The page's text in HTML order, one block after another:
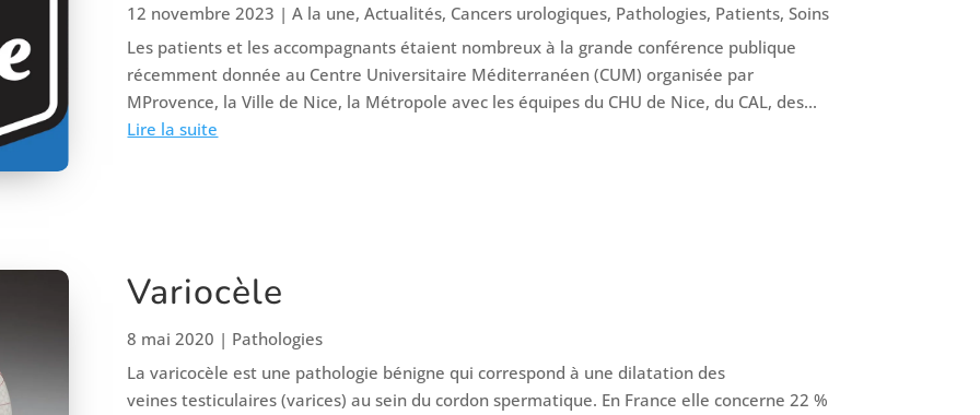
12 novembre 2023 |A la une,Actualités, Cancers urologiques, Pathologies, Patients,Soins
Les patients et les accompagnants étaient nombreux à la grande conférence publique
récemment donnée au Centre Universitaire Méditerranéen (CUM) organisée par
MProvence, la Ville de Nice, la Métropole avec les équipes du CHU de Nice, du CAL, des...
Lire la suite
Variocèle
8 mai 2020 | Pathologies
La varicocèle est une pathologie bénigne qui correspond à une dilatation des
veines testiculaires (varices) au sein du cordon spermatique. En France elle concerne 22 %